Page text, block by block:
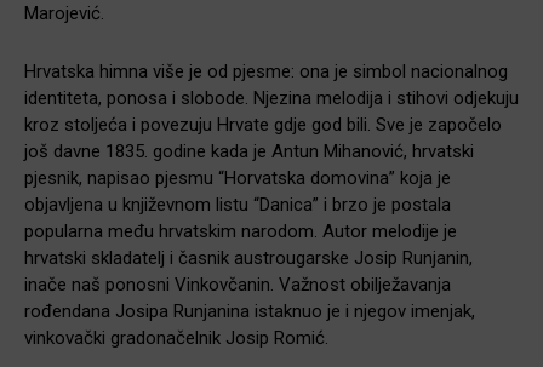
Marojević.
Hrvatska himna više je od pjesme: ona je simbol nacionalnog
identiteta, ponosa i slobode. Njezina melodija i stihovi odjekuju
kroz stoljeća i povezuju Hrvate gdje god bili. Sve je započelo
još davne 1835. godine kada je Antun Mihanović, hrvatski
pjesnik, napisao pjesmu “Horvatska domovina” koja je
objavljena u književnom listu “Danica” i brzo je postala
popularna među hrvatskim narodom. Autor melodije je
hrvatski skladatelj i časnik austrougarske Josip Runjanin,
inače naš ponosni Vinkovčanin. Važnost obilježavanja
rođendana Josipa Runjanina istaknuo je i njegov imenjak,
vinkovački gradonačelnik Josip Romić.